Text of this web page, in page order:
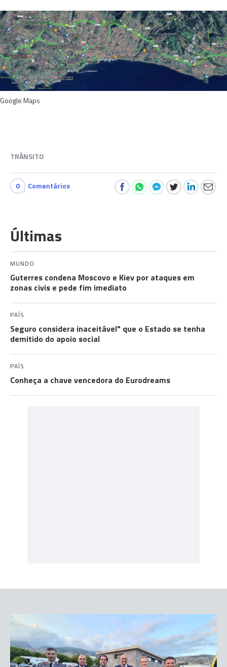
Google Maps
TRÂNSITO
0 Comentários
Últimas
MUNDO
Guterres condena Moscovo e Kiev por ataques em
zonas civis e pede fim imediato
PAÍS
Seguro considera inaceitável" que o Estado se tenha
demitido do apoio social
PAÍS
Conheça a chave vencedora do Eurodreams